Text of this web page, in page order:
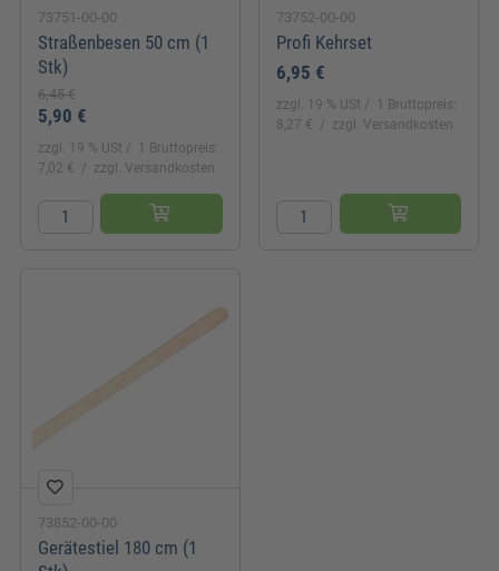
73751-00-00
Straßenbesen 50 cm (1
Stk)
6,45 €
5,90 €
zzgl. 19 % USt
1 Bruttopreis:
7,02 €
zzgl. Versandkosten
73752-00-00
Profi Kehrset
6,95 €
zzgl. 19 % USt
1 Bruttopreis:
8,27 €
zzgl. Versandkosten
73852-00-00
Gerätestiel 180 cm (1